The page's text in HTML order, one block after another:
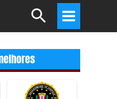
Search
Main
Menu